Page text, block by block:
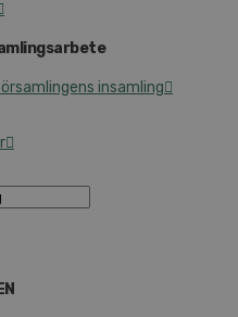
insamling